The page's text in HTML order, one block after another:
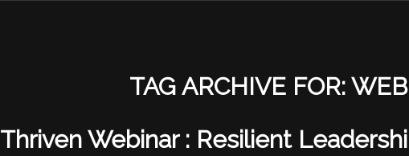
TAG ARCHIVE FOR:
Thriven Webinar : Resilient